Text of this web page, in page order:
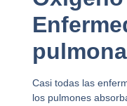
Casi todas las
los pulmones